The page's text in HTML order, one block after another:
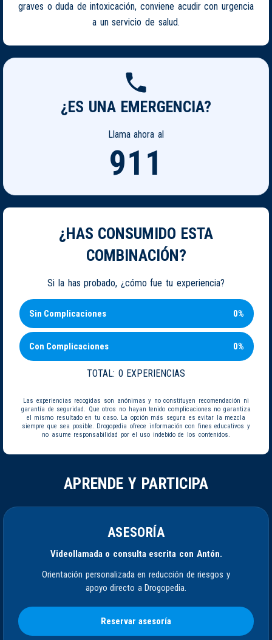
graves o duda de intoxicación, conviene acudir con urgencia
a un servicio de salud.
¿ES UNA EMERGENCIA?
Llama ahora al
911
¿HAS CONSUMIDO ESTA
COMBINACIÓN?
Si la has probado, ¿cómo fue tu experiencia?
Sin Complicaciones 0%
Con Complicaciones 0%
TOTAL: 0 EXPERIENCIAS
Las experiencias recogidas son anónimas y no constituyen recomendación ni
garantía de seguridad. Que otros no hayan tenido complicaciones no garantiza
el mismo resultado en tu caso. La opción más segura es evitar la mezcla
siempre que sea posible. Drogopedia ofrece información con fines educativos y
no asume responsabilidad por el uso indebido de los contenidos.
APRENDE Y PARTICIPA
ASESORÍA
Videollamada o consulta escrita con Antón.
Orientación personalizada en reducción de riesgos y
apoyo directo a Drogopedia.
Reservar asesoría